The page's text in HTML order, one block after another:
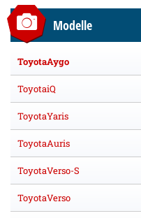
Modelle
ToyotaAygo
ToyotaiQ
ToyotaYaris
ToyotaAuris
ToyotaVerso-S
ToyotaVerso